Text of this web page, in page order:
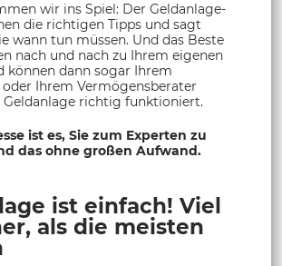
wir ins Spiel: Der Geldanlage-
die richtigen Tipps und sagt
wann tun müssen. Und das Beste
nach und nach zu Ihrem eigenen
können dann sogar Ihrem
Ihrem Vermögensberater
Geldanlage richtig funktioniert.
ist es, Sie zum Experten zu
das ohne großen Aufwand.
ist einfach! Viel
als die meisten